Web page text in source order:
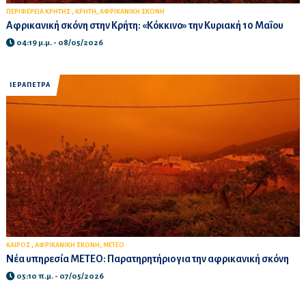
ΠΕΡΙΦΕΡΕΙΑ ΚΡΗΤΗΣ , ΚΡΗΤΗ , ΑΦΡΙΚΑΝΙΚΗ ΣΚΟΝΗ
Αφρικανική σκόνη στην Κρήτη: «Κόκκινο» την Κυριακή 10 Μαΐου
04:19 μ.μ. - 08/05/2026
ΙΕΡΑΠΕΤΡΑ
ΚΑΙΡΟΣ , ΑΦΡΙΚΑΝΙΚΗ ΣΚΟΝΗ , ΜΕΤΕΟ
Νέα υπηρεσία ΜΕΤΕΟ: Παρατηρητήριο για την αφρικανική σκόνη
05:10 π.μ. - 07/05/2026